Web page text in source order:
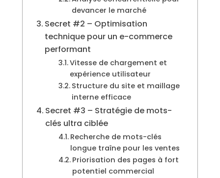
devancer le marché
Secret #2 – Optimisation
technique pour un e-commerce
performant
Vitesse de chargement et
expérience utilisateur
Structure du site et maillage
interne efficace
Secret #3 – Stratégie de mots-
clés ultra ciblée
Recherche de mots-clés
longue traîne pour les ventes
Priorisation des pages à fort
potentiel commercial